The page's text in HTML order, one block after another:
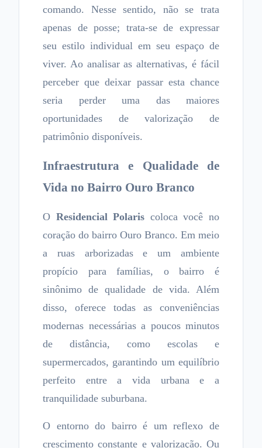
comando. Nesse sentido, não se trata
apenas de posse; trata-se de expressar
seu estilo individual em seu espaço de
viver. Ao analisar as alternativas, é fácil
perceber que deixar passar esta chance
seria perder uma das maiores
oportunidades de valorização de
patrimônio disponíveis.
Infraestrutura e Qualidade de
Vida no Bairro Ouro Branco
O Residencial Polaris coloca você no
coração do bairro Ouro Branco. Em meio
a ruas arborizadas e um ambiente
propício para famílias, o bairro é
sinônimo de qualidade de vida. Além
disso, oferece todas as conveniências
modernas necessárias a poucos minutos
de distância, como escolas e
supermercados, garantindo um equilíbrio
perfeito entre a vida urbana e a
tranquilidade suburbana.
O entorno do bairro é um reflexo de
crescimento constante e valorização. Ou